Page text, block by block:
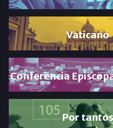
Vaticano
Conferencia
Por tantos